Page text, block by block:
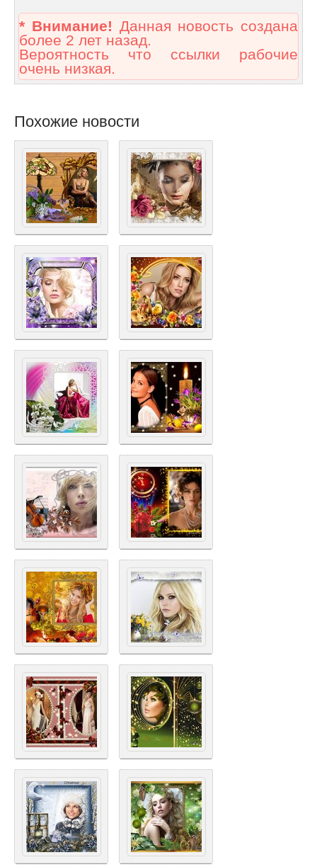
* Внимание! Данная новость создана
более 2 лет назад.
Вероятность что ссылки рабочие
очень низкая.
Похожие новости